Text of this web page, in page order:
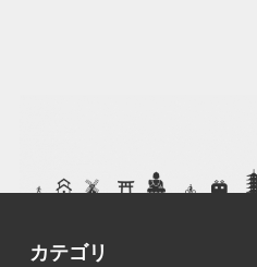
カテゴリ